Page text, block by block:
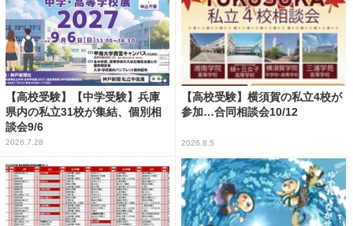
【高校受験】【中学受験】兵庫
県内の私立31校が集結、個別相
談会9/6
2026.7.28
【高校受験】横須賀の私立4校が
参加…合同相談会10/12
2026.8.5